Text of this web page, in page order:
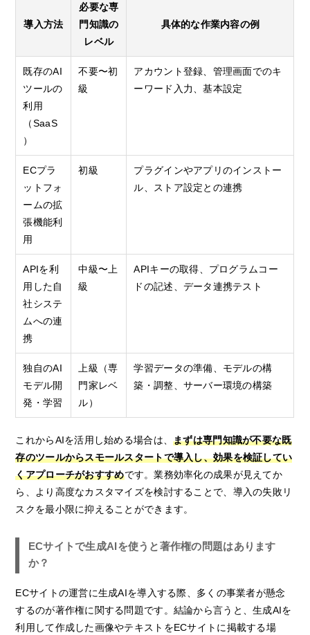
導入方法
必要な専
門知識の
レベル
具体的な作業内容の例
既存のAI
ツールの
利用
（SaaS
）
不要〜初
級
アカウント登録、管理画面でのキ
ーワード入力、基本設定
ECプラ
ットフォ
ームの拡
張機能利
用
初級
プラグインやアプリのインストー
ル、ストア設定との連携
APIを利
用した自
社システ
ムへの連
携
中級〜上
級
APIキーの取得、プログラムコー
ドの記述、データ連携テスト
独自のAI
モデル開
発・学習
上級（専
門家レベ
ル）
学習データの準備、モデルの構
築・調整、サーバー環境の構築
これからAIを活用し始める場合は、まずは専門知識が不要な既
存のツールからスモールスタートで導入し、効果を検証してい
くアプローチがおすすめです。業務効率化の成果が見えてか
ら、より高度なカスタマイズを検討することで、導入の失敗リ
スクを最小限に抑えることができます。
ECサイトで生成AIを使うと著作権の問題はあります
か？
ECサイトの運営に生成AIを導入する際、多くの事業者が懸念
するのが著作権に関する問題です。結論から言うと、生成AIを
利用して作成した画像やテキストをECサイトに掲載する場